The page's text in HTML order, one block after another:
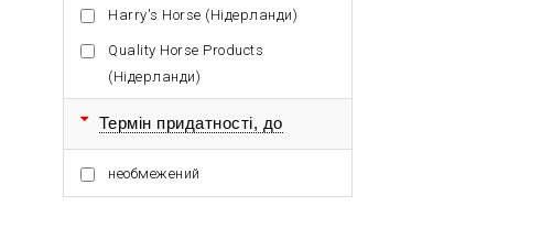
Harry's Horse (Нідерланди)
Quality Horse Products
(Нідерланди)
Термін придатності, до
необмежений